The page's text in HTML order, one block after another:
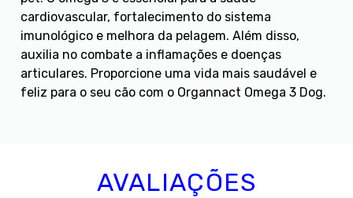
cardiovascular, fortalecimento do sistema
imunológico e melhora da pelagem. Além disso,
auxilia no combate a inflamações e doenças
articulares. Proporcione uma vida mais saudável e
feliz para o seu cão com o Organnact Omega 3 Dog.
AVALIAÇÕES